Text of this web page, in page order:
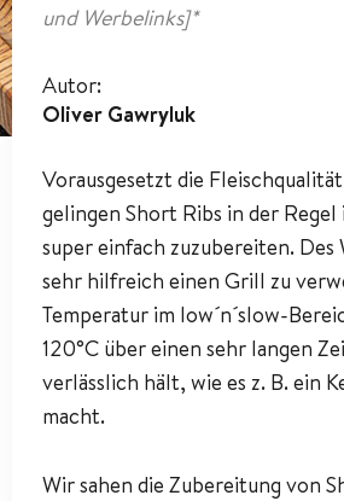
und Werbelinks]*
Autor:
Oliver Gawryluk
Vorausgesetzt die
gelingen Short Ribs in der Regel
super einfach zuzubereiten. Des
sehr hilfreich einen Grill zu
Temperatur im low´n´slow-
120°C über einen sehr langen
verlässlich hält, wie es z. B. ein
macht.
Wir sahen die Zubereitung von